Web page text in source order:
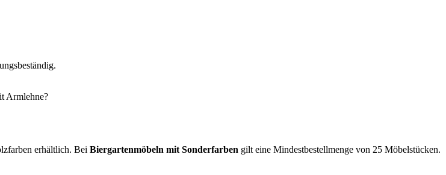
Armlehne?
erhältlich. Bei Biergartenmöbeln mit Sonderfarben gilt eine Mindestbestellmenge von 25 Möbelstücken.